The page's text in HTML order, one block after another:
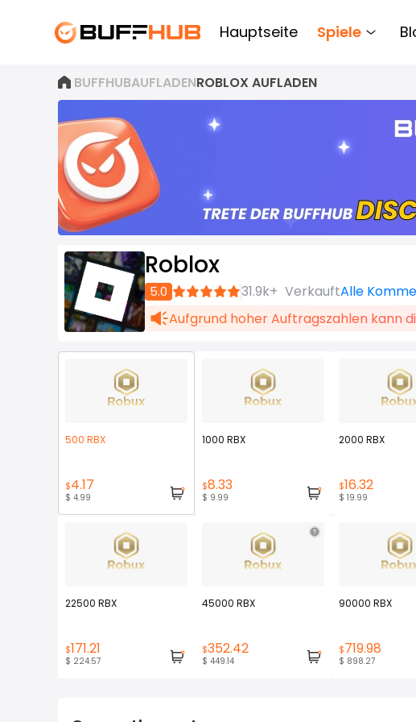
Hauptseite Spiele
BUFFHUBAUFLADENROBLOX AUFLADEN
Jetzt
beitreten
Roblox
5.0 31.9k+ VerkauftAlle
Aufgrund hoher Auftragszahlen kann
500 RBX
$4.17
$ 4.99
1000 RBX
$8.33
$ 9.99
2000 RBX
$16.32
$ 19.99
22500 RBX
$171.21
$ 224.57
45000 RBX
$352.42
$ 449.14
90000 RBX
$719.98
$ 898.27